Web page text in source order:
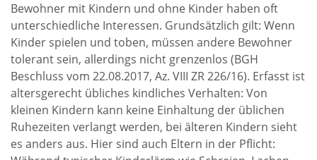
Bewohner mit Kindern und ohne Kinder haben oft
unterschiedliche Interessen. Grundsätzlich gilt: Wenn
Kinder spielen und toben, müssen andere Bewohner
tolerant sein, allerdings nicht grenzenlos (BGH
Beschluss vom 22.08.2017, Az. VIII ZR 226/16). Erfasst ist
altersgerecht übliches kindliches Verhalten: Von
kleinen Kindern kann keine Einhaltung der üblichen
Ruhezeiten verlangt werden, bei älteren Kindern sieht
es anders aus. Hier sind auch Eltern in der Pflicht: